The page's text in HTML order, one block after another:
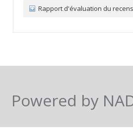
Rapport d'évaluation du
Powered by